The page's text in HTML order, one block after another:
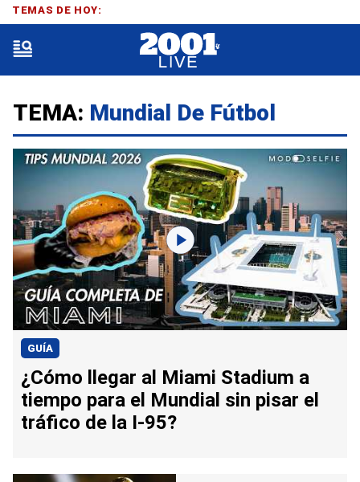
TEMA: Mundial De Fútbol
GUÍA
¿Cómo llegar al Miami Stadium a
tiempo para el Mundial sin pisar el
tráfico de la I-95?
TEMAS DE HOY: